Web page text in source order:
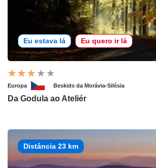
Eu estava lá Eu quero ir lá
Europa Beskids da Morávia-Silésia
Da Godula ao Ateliér
Distância 23 km